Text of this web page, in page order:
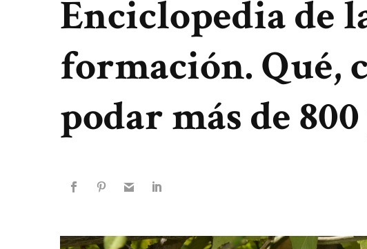
Enciclopedia de
formación. Qué,
podar más de